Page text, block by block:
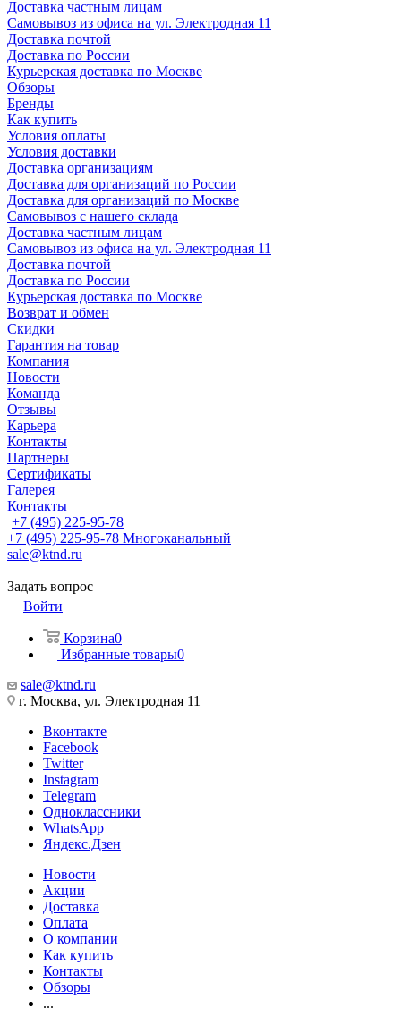
Доставка частным лицам
Самовывоз из офиса на ул. Электродная 11
Доставка почтой
Доставка по России
Курьерская доставка по Москве
Обзоры
Бренды
Как купить
Условия оплаты
Условия доставки
Доставка организациям
Доставка для организаций по России
Доставка для организаций по Москве
Самовывоз с нашего склада
Доставка частным лицам
Самовывоз из офиса на ул. Электродная 11
Доставка почтой
Доставка по России
Курьерская доставка по Москве
Возврат и обмен
Скидки
Гарантия на товар
Компания
Новости
Команда
Отзывы
Карьера
Контакты
Партнеры
Сертификаты
Галерея
Контакты
+7 (495) 225-95-78
+7 (495) 225-95-78 Многоканальный
sale@ktnd.ru
Задать вопрос
Войти
Корзина0
Избранные товары0
sale@ktnd.ru
г. Москва, ул. Электродная 11
Вконтакте
Facebook
Twitter
Instagram
Telegram
Одноклассники
WhatsApp
Яндекс.Дзен
Новости
Акции
Доставка
Оплата
О компании
Как купить
Контакты
Обзоры
...